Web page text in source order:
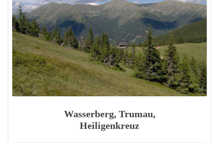
Wasserberg, Trumau,
Heiligenkreuz